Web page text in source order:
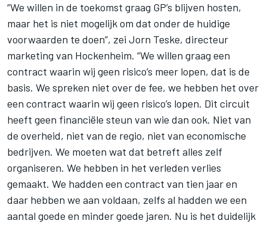
“We willen in de toekomst graag GP’s blijven hosten,
maar het is niet mogelijk om dat onder de huidige
voorwaarden te doen”, zei Jorn Teske, directeur
marketing van Hockenheim. “We willen graag een
contract waarin wij geen risico’s meer lopen, dat is de
basis. We spreken niet over de fee, we hebben het over
een contract waarin wij geen risico’s lopen. Dit circuit
heeft geen financiële steun van wie dan ook. Niet van
de overheid, niet van de regio, niet van economische
bedrijven. We moeten wat dat betreft alles zelf
organiseren. We hebben in het verleden verlies
gemaakt. We hadden een contract van tien jaar en
daar hebben we aan voldaan, zelfs al hadden we een
aantal goede en minder goede jaren. Nu is het duidelijk